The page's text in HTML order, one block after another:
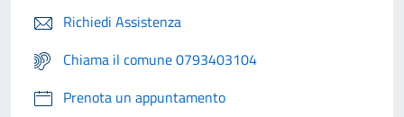
Richiedi Assistenza
Chiama il comune 0793403104
Prenota un appuntamento